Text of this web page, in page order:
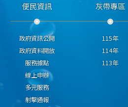
便民資訊
政府資訊公開
政府資料開放
服務據點
線上申辦
多元服務
射擊通報
灰帶專區
115年
114年
113年